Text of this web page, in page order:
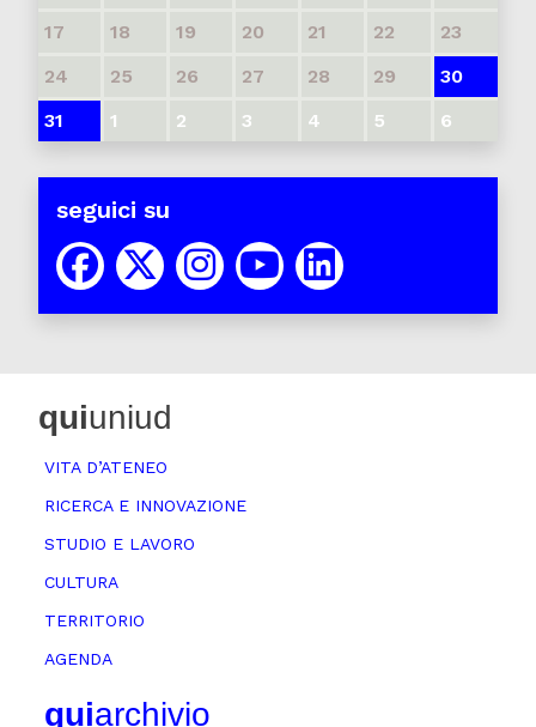
17
18 19 20 21 22
23
24
25 26 27 28 29
30
31
1 2 3 4 5 6
seguici su
quiuniud
VITA D’ATENEO
RICERCA E INNOVAZIONE
STUDIO E LAVORO
CULTURA
TERRITORIO
AGENDA
quiarchivio